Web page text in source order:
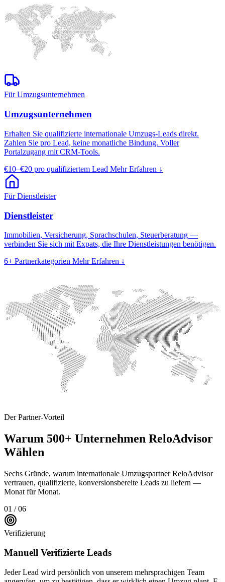
Für Umzugsunternehmen
Umzugsunternehmen
Erhalten Sie qualifizierte internationale Umzugs-Leads direkt.
Zahlen Sie pro Lead, keine monatliche Bindung. Voller
Portalzugang mit CRM-Tools.
€10–€20 pro qualifiziertem Lead Mehr Erfahren ↓
Für Dienstleister
Dienstleister
Immobilien, Versicherung, Sprachschulen, Steuerberatung —
verbinden Sie sich mit Expats, die Ihre Dienstleistungen benötigen.
6+ Partnerkategorien Mehr Erfahren ↓
Der Partner-Vorteil
Warum 500+ Unternehmen ReloAdvisor
Wählen
Sechs Gründe, warum internationale Umzugspartner ReloAdvisor
vertrauen, qualifizierte, konversionsbereite Leads zu liefern —
Monat für Monat.
01 / 06
Verifizierung
Manuell Verifizierte Leads
Jeder Lead wird persönlich von unserem mehrsprachigen Team